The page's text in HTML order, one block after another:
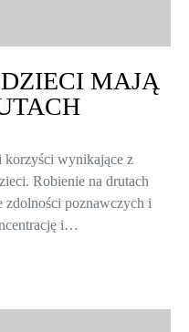
MAJĄ
korzyści wynikające z
Robienie na drutach
zdolności poznawczych i
i…